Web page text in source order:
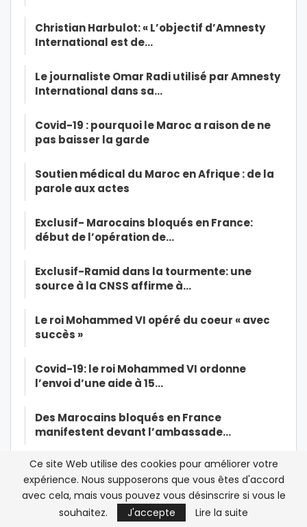
Christian Harbulot: « L’objectif d’Amnesty
International est de…
Le journaliste Omar Radi utilisé par Amnesty
International dans sa…
Covid-19 : pourquoi le Maroc a raison de ne
pas baisser la garde
Soutien médical du Maroc en Afrique : de la
parole aux actes
Exclusif- Marocains bloqués en France:
début de l’opération de…
Exclusif-Ramid dans la tourmente: une
source à la CNSS affirme à…
Le roi Mohammed VI opéré du coeur « avec
succès »
Covid-19: le roi Mohammed VI ordonne
l’envoi d’une aide à 15…
Des Marocains bloqués en France
manifestent devant l’ambassade…
Colonisation: le Parlement tunisien renonce
à demander des excuses à…
Quand la production des masques au Maroc
Ce site Web utilise des cookies pour améliorer votre
expérience. Nous supposerons que vous êtes d'accord
avec cela, mais vous pouvez vous désinscrire si vous le
souhaitez.
J'accepte Lire la suite